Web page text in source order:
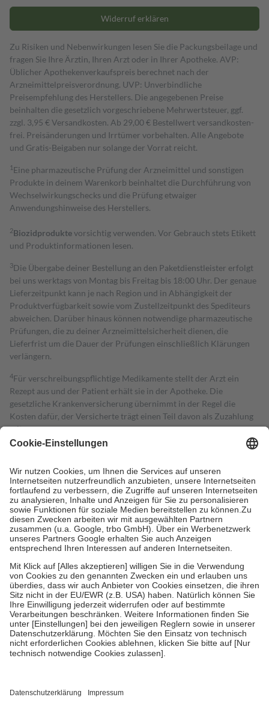
Widerruf erklären
Zu Risiken und Nebenwirkungen lesen Sie die Packungsbeilage und
fragen Sie Ihre Ärztin, Ihren Arzt oder in Ihrer Apotheke. AVP:
Üblicher Apothekenverkaufspreis berechnet nach der
Arzneimittelpreisverordnung. UVP: Unverbindliche
Preisempfehlung des Herstellers. Die angegebenen Preise
beinhalten die gesetzlich vorgeschriebene Mehrwertsteuer, ggf.
zzgl. 3,95 € Versandkosten. Ab 29,00 € Bestell­wert versand­kosten­
frei. Preisänderungen und Irrtümer vorbehalten. Alle Angebote
und Gratis-Beigaben nur solange der Vorrat reicht.
1 Eine pharmazeutische Prüfung der Arzneimittel und sonstigen
Produkte in deinem Warenkorb beinhaltet die Durchführung von
Wechselwirkungschecks und die Prüfung etwaiger
Anwendungshinweise des Herstellers.
2Biozidproduktevorsichtig verwenden. Vor Gebrauch stets Etikett
und Produktinformationen lesen.
3Die Übergabe deiner Bestellung an den Paketdienstleister erfolgt
bei uns werktags von Montag bis Freitag bis 18:00 Uhr. Der genaue
Lieferzeitpunkt kann je nach Region und in Abhängigkeit der
Produktverfügbarkeit sowie vom Zustellzeitpunkt des Spediteurs
abweichen. Darüber hinaus können notwendige pharmazeutische
Prüfungen, die zu deiner Arzneimittelsicherheit dienen, die
Lieferfrist um die Dauer der Prüfungen einschließlich Klärungen
verlängern.
4Für verschreibungspflichtige Medikamente stellt der Arzt ein
Rezept aus und der Patient erhält sie in der Apotheke. Die
gesetzliche Krankenversicherung übernimmt in der Regel die
Kosten dafür, der Versicherte trägt einen Teil davon als Zuzahlung
mit.
Grundsätzlich leisten Mitglieder Zuzahlungen in Höhe von zehn
höchstens zehn Euro.
Es sind jedoch nie mehr als die tatsächlichen
Kosten der Leistung zu entrichten.
Diese Regeln gelten grundsätzlich auch für Online-Apotheken.
Bei Heilmitteln und häuslicher Krankenpflege beträgt die
Zuzahlung zehn Prozent der Kosten sowie zehn Euro je
Verordnung.
Um das Engagement der Versicherten für ihre eigene Gesundheit zu
stärken und die besondere Stellung der Familie zu unterstützen,
fallenkeine Zuzahlungenan bei:
• Kindern und Jugendlichen bis zum vollendeten 18. Lebensjahr
mit Ausnahme der Fahrkosten
• Untersuchungen zur Vorsorge und Früherkennung, die von der
GKV getragen werden
• empfohlenen Schutzimpfungen
• Harn- und Blutteststreifen
getroffen, um sicherzustellen, dass es sich um echte Bewertungen